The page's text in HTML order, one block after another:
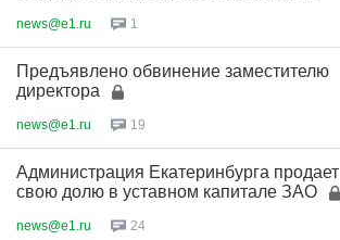
news@e1.ru 1
Предъявлено обвинение заместителю
директора
news@e1.ru 19
Администрация Екатеринбурга продает
свою долю в уставном капитале ЗАО
news@e1.ru 24